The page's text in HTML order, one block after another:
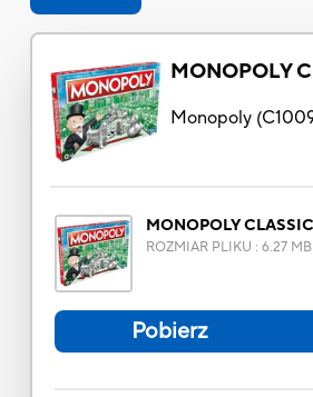
MONOPOLY
Monopoly(
MONOPOLY CLASSIC
ROZMIAR PLIKU : 6.27 MB
Pobierz